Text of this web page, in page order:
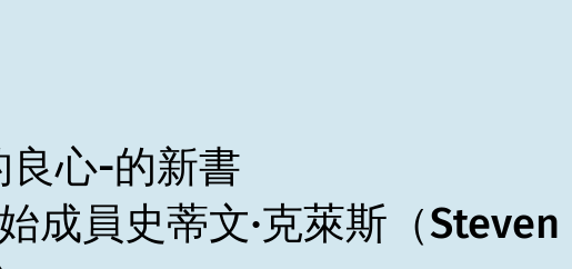
良心-的新書
成員史蒂文·克萊斯（Steven